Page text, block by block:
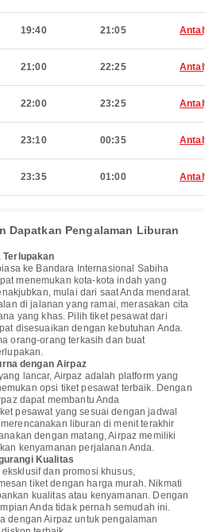
19:40 21:05
21:00 22:25
22:00 23:25
23:10 00:35
23:35 01:00
Dapatkan Pengalaman Liburan
Terlupakan
ke Bandara Internasional Sabiha
menemukan kota-kota indah yang
mulai dari saat Anda mendarat.
di jalanan yang ramai, merasakan cita
yang khas. Pilih tiket pesawat dari
disesuaikan dengan kebutuhan Anda.
orang-orang terkasih dan buat
dengan Airpaz
lancar, Airpaz adalah platform yang
opsi tiket pesawat terbaik. Dengan
dapat membantu Anda
pesawat yang sesuai dengan jadwal
liburan di menit terakhir
dengan matang, Airpaz memiliki
kenyamanan perjalanan Anda.
Kualitas
dan promosi khusus,
tiket dengan harga murah. Nikmati
kualitas atau kenyamanan. Dengan
Anda tidak pernah semudah ini.
dengan Airpaz untuk pengalaman